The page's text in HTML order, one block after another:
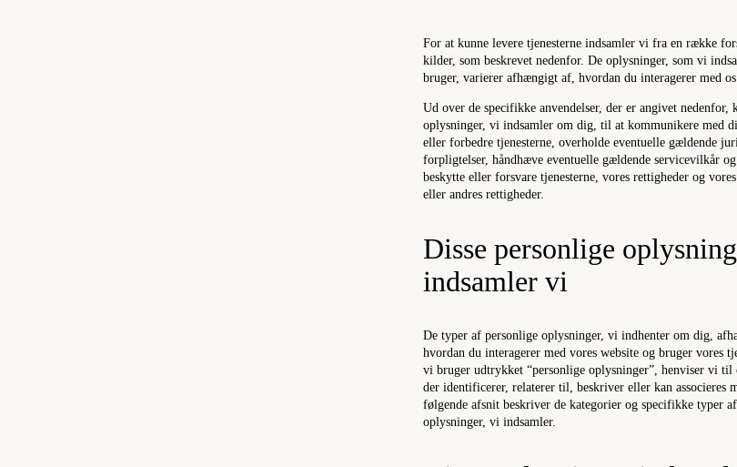
For at kunne levere tjenesterne indsamler vi fra en række
kilder, som beskrevet nedenfor. De oplysninger, som vi
bruger, varierer afhængigt af, hvordan du interagerer med os.
Ud over de specifikke anvendelser, der er angivet nedenfor,
oplysninger, vi indsamler om dig, til at kommunikere med
eller forbedre tjenesterne, overholde eventuelle gældende
forpligtelser, håndhæve eventuelle gældende servicevilkår
beskytte eller forsvare tjenesterne, vores rettigheder og
eller andres rettigheder.
Disse personlige
indsamler vi
De typer af personlige oplysninger, vi indhenter om dig,
hvordan du interagerer med vores website og bruger vores
vi bruger udtrykket “personlige oplysninger”, henviser vi til
der identificerer, relaterer til, beskriver eller kan associeres
følgende afsnit beskriver de kategorier og specifikke typer
oplysninger, vi indsamler.